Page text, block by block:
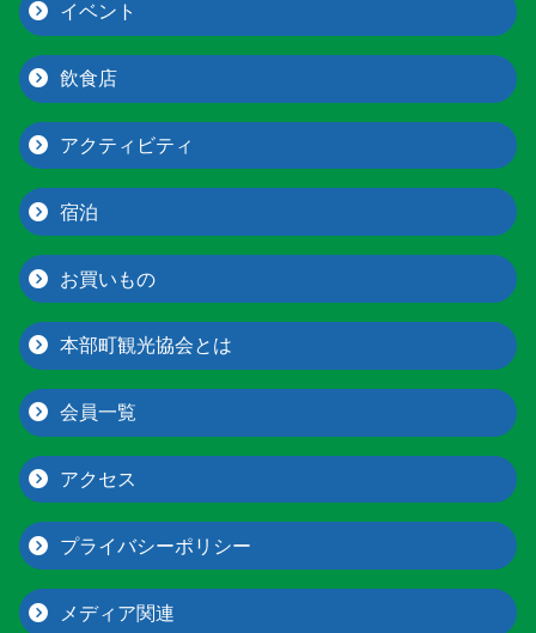
イベント
飲食店
アクティビティ
宿泊
お買いもの
本部町観光協会とは
会員一覧
アクセス
プライバシーポリシー
メディア関連